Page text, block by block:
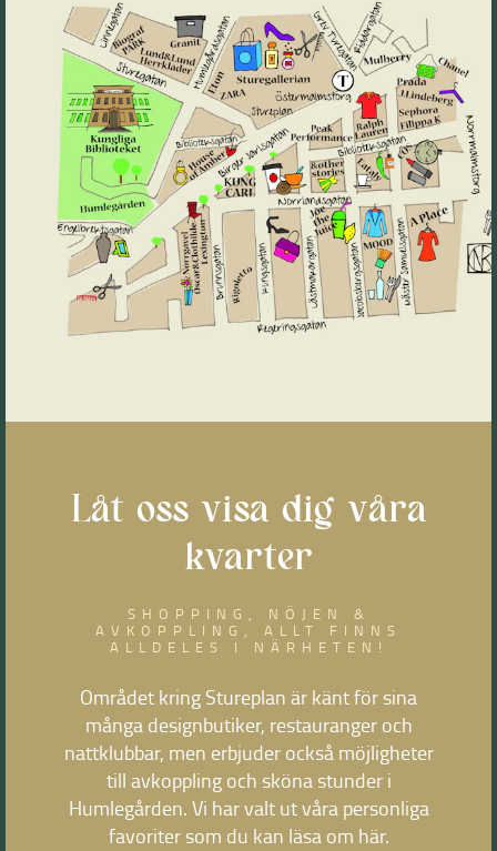
Låt oss visa dig våra
kvarter
SHOPPING, NÖJEN &
AVKOPPLING, ALLT FINNS
ALLDELES I NÄRHETEN!
Området kring Stureplan är känt för sina
många designbutiker, restauranger och
nattklubbar, men erbjuder också möjligheter
till avkoppling och sköna stunder i
Humlegården. Vi har valt ut våra personliga
favoriter som du kan läsa om här.